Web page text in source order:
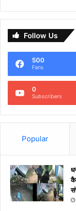
Follow Us
500
Fans
0
Subscribers
Popular